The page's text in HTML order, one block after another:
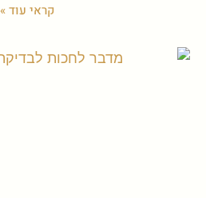
קראי עוד »